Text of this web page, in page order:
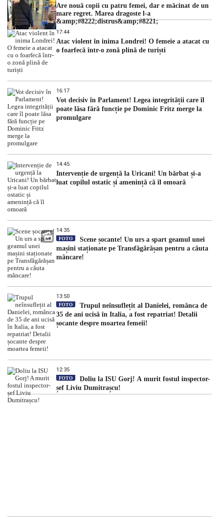
Are nouă copii cu patru femei, dar e măcinat de un
mare regret. Marea dragoste l-a
&amp;#8222;distrus&amp;#8221;
17:44
Atac violent în inima Londrei! O femeie a atacat cu
o foarfecă într-o zonă plină de turiști
16:17
Vot decisiv în Parlament! Legea integrității care îl
poate lăsa fără funcție pe Dominic Fritz merge la
promulgare
14:45
Intervenție de urgență la Uricani! Un bărbat și-a
luat copilul ostatic și amenință că îl omoară
14:35
FOTO
Scene șocante! Un urs a spart geamul unei
mașini staționate pe Transfăgărășan pentru a căuta
mâncare!
13:50
FOTO
Trupul neînsuflețit al Danielei, românca de
35 de ani ucisă în Italia, a fost repatriat! Detalii
șocante despre moartea femeii!
12:35
FOTO
Doliu la ISU Gorj! A murit fostul inspector-
șef Liviu Dumitrașcu!